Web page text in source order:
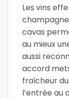
Les vins
cavas
au mieux
aussi
accord
fraîcheur
l’entrée au